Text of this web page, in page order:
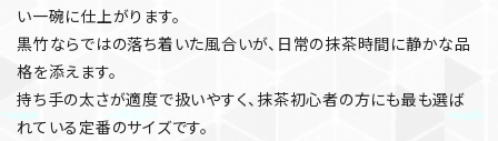
い一碗に仕上がります。
黒竹ならではの落ち着いた風合いが、日常の抹茶時間に静かな品
格を添えます。
持ち手の太さが適度で扱いやすく、抹茶初心者の方にも最も選ば
れている定番のサイズです。